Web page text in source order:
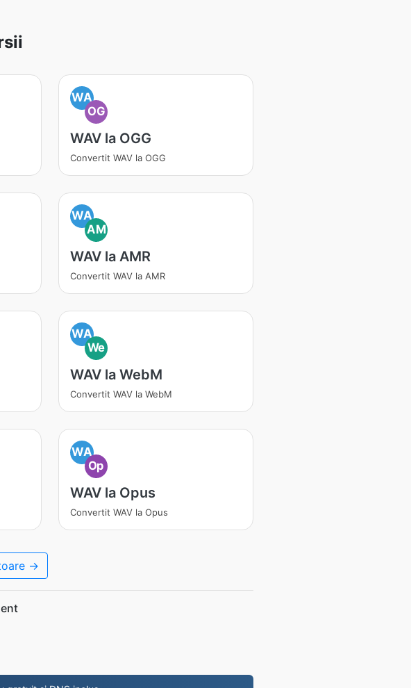
WA
OG
WAV la OGG
Convertit WAV la OGG
WA
AM
WAV la AMR
Convertit WAV la AMR
WA
We
WAV la WebM
Convertit WAV la WebM
WA
Op
WAV la Opus
Convertit WAV la Opus
→